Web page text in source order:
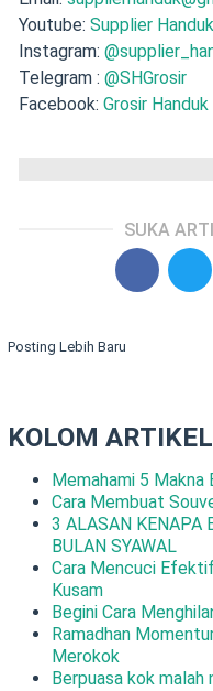
Youtube: Supplier Handuk
Instagram:
Telegram : @SHGrosir
Facebook: Grosir
SUKA
Posting Lebih Baru
KOLOM
Memahami 5 Makna
Cara Membuat
3 ALASAN KENAPA
BULAN SYAWAL
Cara Mencuci
Kusam
Begini Cara
Ramadhan
Merokok
Berpuasa kok